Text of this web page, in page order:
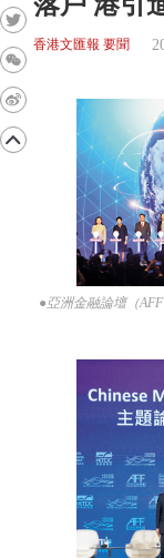
香港文匯報 要聞
●亞洲金融論壇（